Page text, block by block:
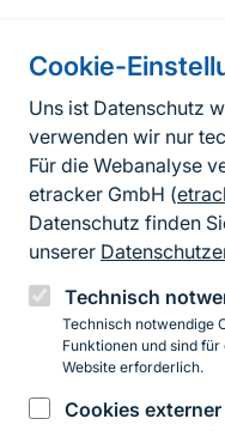
Cookie-
Uns ist Datenschutz
verwenden wir nur
Für die Webanalyse
etracker GmbH (
Datenschutz finden
unserer
Technisch
Technisch notwendige
Funktionen und sind
Website erforderlich.
Cookies
Informationen
Fußzeile
Instagram